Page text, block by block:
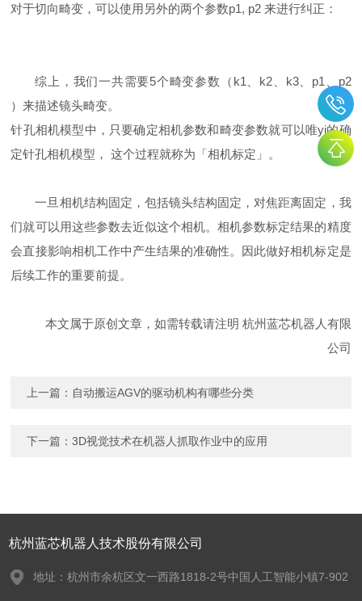
对于切向畸变，可以使用另外的两个参数p1, p2 来进行纠正：
综上，我们一共需要5个畸变参数（k1、k2、k3、p1、p2
）来描述镜头畸变。
针孔相机模型中，只要确定相机参数和畸变参数就可以唯yi的确
定针孔相机模型， 这个过程就称为「相机标定」。
一旦相机结构固定，包括镜头结构固定，对焦距离固定，我
们就可以用这些参数去近似这个相机。相机参数标定结果的精度
会直接影响相机工作中产生结果的准确性。因此做好相机标定是
后续工作的重要前提。
本文属于原创文章，如需转载请注明 杭州蓝芯机器人有限
公司
上一篇： 自动搬运AGV的驱动机构有哪些分类
下一篇：3D视觉技术在机器人抓取作业中的应用
杭州蓝芯机器人技术股份有限公司
地址：杭州市余杭区文一西路1818-2号中国人工智能小镇7-902